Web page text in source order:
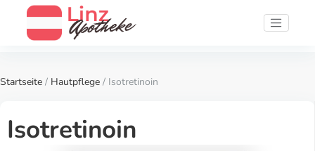
Startseite / Hautpflege / Isotretinoin
Isotretinoin